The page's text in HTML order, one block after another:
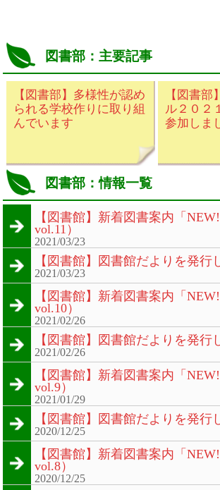
図書部：主要記事
【図書部】多様性が認め
られる学校作りに取り組
んでいます
【図書部
ル２０２
参加しま
図書部：情報一覧
【図書館】新着図書案内「
vol.11）
2021/03/23
【図書館】図書館だよりを発行
2021/03/23
【図書館】新着図書案内「
vol.10）
2021/02/26
【図書館】図書館だよりを発行
2021/02/26
【図書館】新着図書案内「
vol.9）
2021/01/29
【図書館】図書館だよりを発行
2020/12/25
【図書館】新着図書案内「
vol.8）
2020/12/25